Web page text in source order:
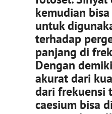
kemudian
untuk
terhadap
panjang di
Dengan
akurat dari
dari frekuensi
caesium bisa